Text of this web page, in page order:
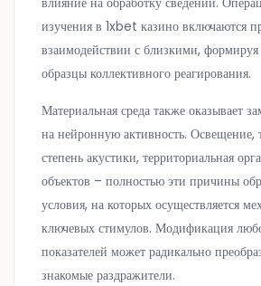
изучения в 1xbet казино включаются
взаимодействии с близкими,
образцы коллективного реагирования.
Материальная среда также оказывает
на нейронную активность. Освещение,
степень акустики, территориальная
объектов – полностью эти причины
условия, на которых осуществляется
ключевых стимулов. Модификация
показателей может радикально
знакомые раздражители.